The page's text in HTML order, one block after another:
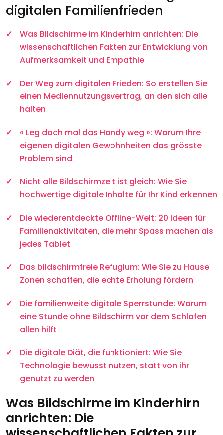
digitalen Familienfrieden
Was Bildschirme im Kinderhirn anrichten: Die
wissenschaftlichen Fakten zur Entwicklung von
Aufmerksamkeit und Empathie
Der Weg zum digitalen Frieden: So erstellen Sie
einen Mediennutzungsvertrag, an den sich alle
halten
« Leg doch mal das Handy weg »: Warum Ihre
eigenen digitalen Gewohnheiten das grösste
Problem sind
Nicht alle Bildschirmzeit ist gleich: Wie Sie
hochwertige digitale Inhalte für Ihr Kind erkennen
Die wiederentdeckte Offline-Welt: 20 Ideen für
Familienaktivitäten, die mehr Spass machen als
jedes Tablet
Das bildschirmfreie Refugium: Wie Sie zu Hause
Zonen schaffen, die echte Erholung fördern
Die familienweite digitale Sperrstunde: Warum
eine Stunde ohne Bildschirm vor dem Schlafen
allen hilft
Die digitale Diät, die funktioniert: Wie Sie
Technologie bewusst nutzen, statt von ihr
genutzt zu werden
Was Bildschirme im Kinderhirn
anrichten: Die